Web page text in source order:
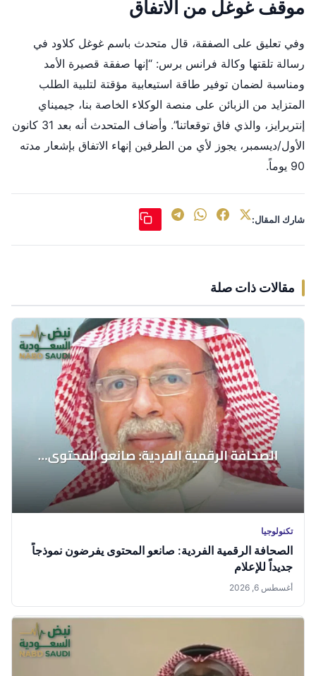
موقف غوغل من الاتفاق
وفي تعليق على الصفقة، قال متحدث باسم غوغل كلاود في
رسالة تلقتها وكالة فرانس برس: “إنها صفقة قصيرة الأمد
ومناسبة لضمان توفير طاقة استيعابية مؤقتة لتلبية الطلب
المتزايد من الزبائن على منصة الوكلاء الخاصة بنا، جيميناي
إنتربرايز، والذي فاق توقعاتنا”. وأضاف المتحدث أنه بعد 31 كانون
الأول/ديسمبر، يجوز لأي من الطرفين إنهاء الاتفاق بإشعار مدته
90 يوماً.
شارك المقال:
مقالات ذات صلة
تكنولوجيا
الصحافة الرقمية الفردية: صانعو المحتوى يفرضون نموذجاً
جديداً للإعلام
أغسطس 6, 2026